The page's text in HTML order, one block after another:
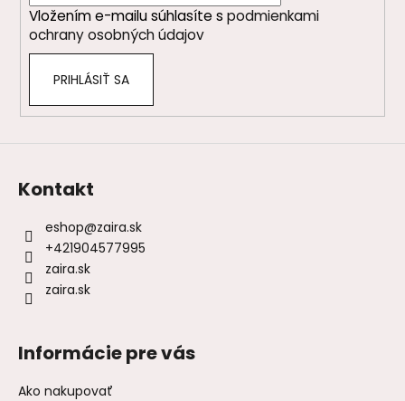
Vložením e-mailu súhlasíte s podmienkami
ochrany osobných údajov
PRIHLÁSIŤ SA
Kontakt
eshop@zaira.sk
+421904577995
zaira.sk
zaira.sk
Informácie pre vás
Ako nakupovať